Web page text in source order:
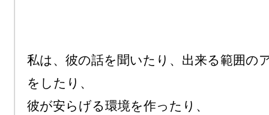
私は、彼の話を聞いたり、出来る範囲の
をしたり、
彼が安らげる環境を作ったり、